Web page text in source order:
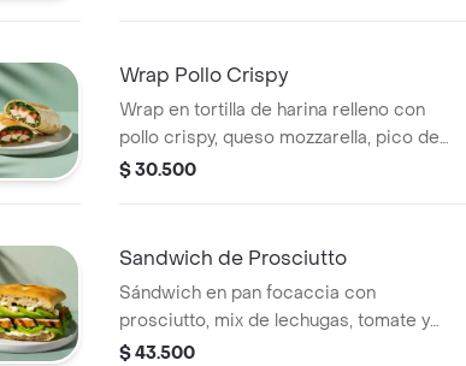
Wrap Pollo Crispy
Wrap en tortilla de harina relleno con
pollo crispy, queso mozzarella, pico de
gallo, lechuga y salsa ranch.
$ 30.500
Sandwich de Prosciutto
Sándwich en pan focaccia con
prosciutto, mix de lechugas, tomate y
mayonesa de ajo.
$ 43.500